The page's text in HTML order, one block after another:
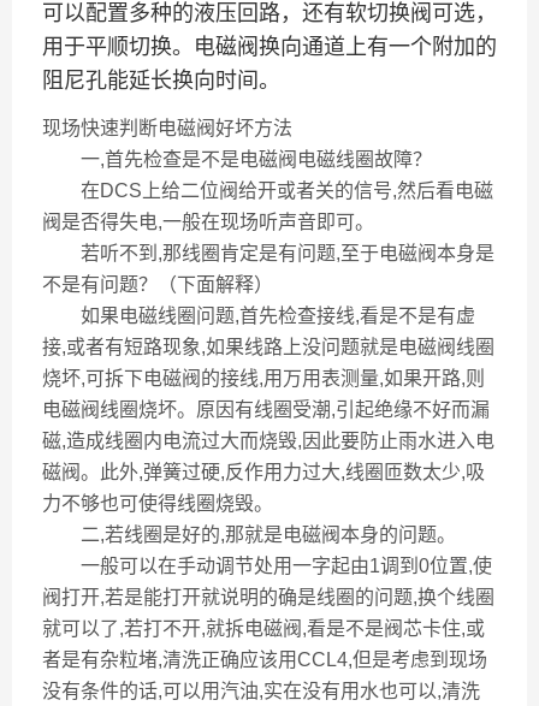
可以配置多种的液压回路，还有软切换阀可选，
用于平顺切换。电磁阀换向通道上有一个附加的
阻尼孔能延长换向时间。
现场快速判断电磁阀好坏方法
一,首先检查是不是电磁阀电磁线圈故障？
在DCS上给二位阀给开或者关的信号,然后看电磁
阀是否得失电,一般在现场听声音即可。
若听不到,那线圈肯定是有问题,至于电磁阀本身是
不是有问题？（下面解释）
如果电磁线圈问题,首先检查接线,看是不是有虚
接,或者有短路现象,如果线路上没问题就是电磁阀线圈
烧坏,可拆下电磁阀的接线,用万用表测量,如果开路,则
电磁阀线圈烧坏。原因有线圈受潮,引起绝缘不好而漏
磁,造成线圈内电流过大而烧毁,因此要防止雨水进入电
磁阀。此外,弹簧过硬,反作用力过大,线圈匝数太少,吸
力不够也可使得线圈烧毁。
二,若线圈是好的,那就是电磁阀本身的问题。
一般可以在手动调节处用一字起由1调到0位置,使
阀打开,若是能打开就说明的确是线圈的问题,换个线圈
就可以了,若打不开,就拆电磁阀,看是不是阀芯卡住,或
者是有杂粒堵,清洗正确应该用CCL4,但是考虑到现场
没有条件的话,可以用汽油,实在没有用水也可以,清洗